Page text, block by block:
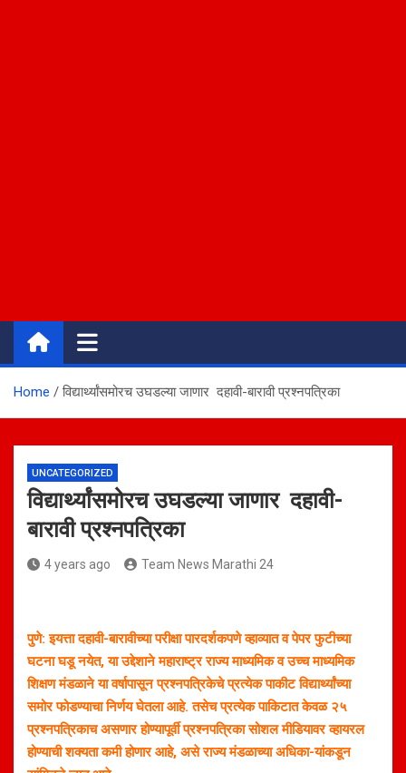
Home विद्यार्थ्यांसमोरच उघडल्या जाणार दहावी-बारावी प्रश्नपत्रिका
UNCATEGORIZED
विद्यार्थ्यांसमोरच उघडल्या जाणार दहावी-
बारावी प्रश्नपत्रिका
4 years ago Team News Marathi 24
पुणे: इयत्ता दहावी-बारावीच्या परीक्षा पारदर्शकपणे व्हाव्यात व पेपर फुटीच्या
घटना घडू नयेत, या उद्देशाने महाराष्ट्र राज्य माध्यमिक व उच्च माध्यमिक
शिक्षण मंडळाने या वर्षापासून प्रश्नपत्रिकेचे प्रत्येक पाकीट विद्यार्थ्यांच्या
समोर फोडण्याचा निर्णय घेतला आहे. तसेच प्रत्येक पाकिटात केवळ २५
प्रश्नपत्रिकाच असणार होण्यापूर्वी प्रश्नपत्रिका सोशल मीडियावर व्हायरल
होण्याची शक्यता कमी होणार आहे, असे राज्य मंडळाच्या अधिका-यांकडून